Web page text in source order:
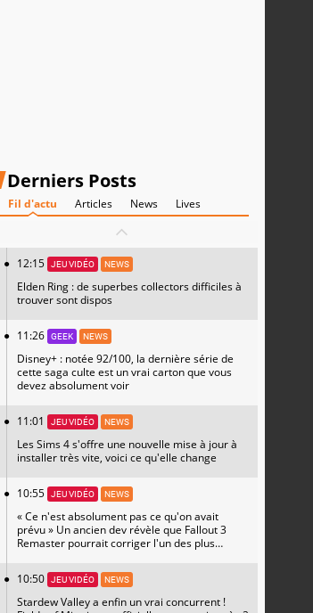
Derniers Posts
Fil d'actu Articles News Lives
12:15 JEU VIDÉO NEWS
Elden Ring : de superbes collectors difficiles à
trouver sont dispos
11:26 GEEK NEWS
Disney+ : notée 92/100, la dernière série de
cette saga culte est un vrai carton que vous
devez absolument voir
11:01 JEU VIDÉO NEWS
Les Sims 4 s'offre une nouvelle mise à jour à
installer très vite, voici ce qu'elle change
10:55 JEU VIDÉO NEWS
« Ce n'est absolument pas ce qu'on avait
prévu » Un ancien dev révèle que Fallout 3
Remaster pourrait corriger l'un des plus
10:50
JEU VIDÉO NEWS
Stardew Valley a enfin un vrai concurrent !